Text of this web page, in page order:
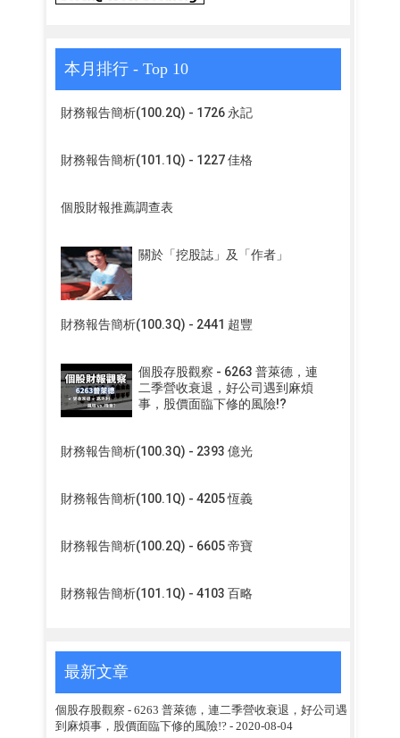
本月排行 - Top 10
財務報告簡析(100.2Q) - 1726 永記
財務報告簡析(101.1Q) - 1227 佳格
個股財報推薦調查表
關於「挖股誌」及「作者」
財務報告簡析(100.3Q) - 2441 超豐
個股存股觀察 - 6263 普萊德，連
二季營收衰退，好公司遇到麻煩
事，股價面臨下修的風險!?
財務報告簡析(100.3Q) - 2393 億光
財務報告簡析(100.1Q) - 4205 恆義
財務報告簡析(100.2Q) - 6605 帝寶
財務報告簡析(101.1Q) - 4103 百略
最新文章
個股存股觀察 - 6263 普萊德，連二季營收衰退，好公司遇
到麻煩事，股價面臨下修的風險!?- 2020-08-04